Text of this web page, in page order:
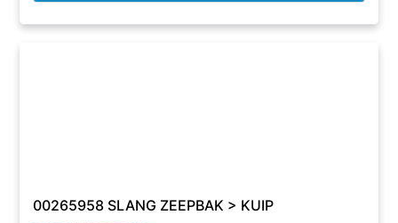
00265958 SLANG ZEEPBAK > KUIP